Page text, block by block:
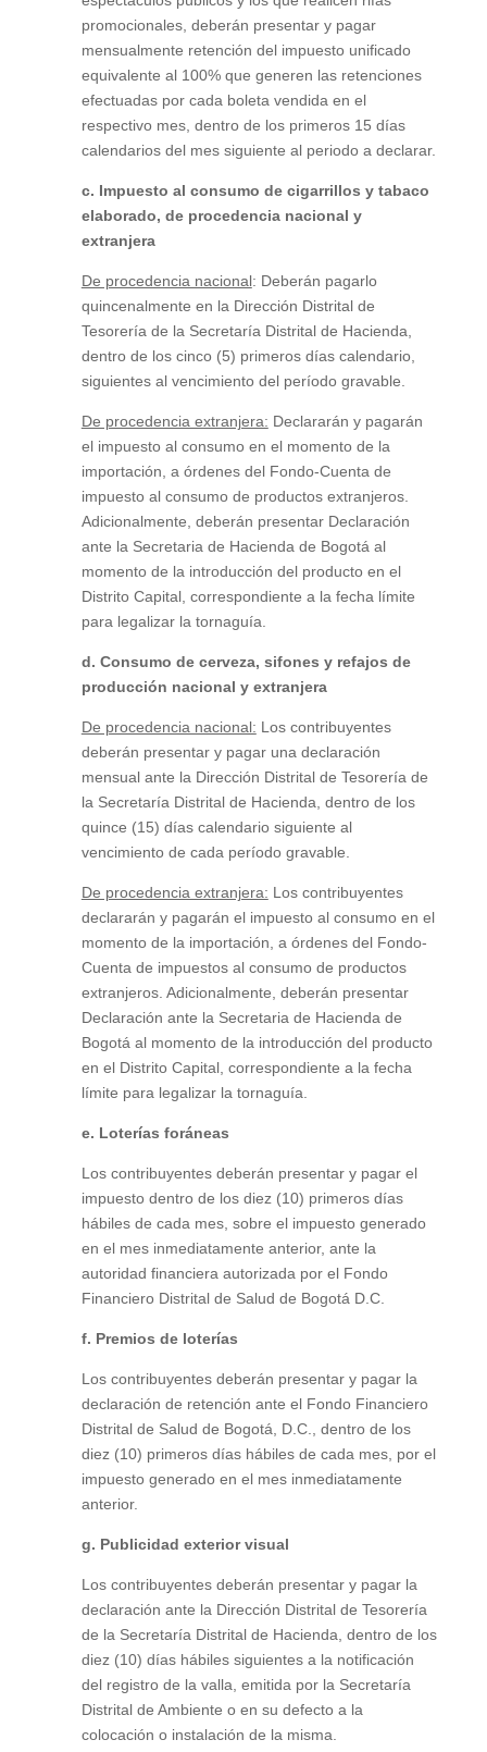
promocionales, deberán presentar y pagar
mensualmente retención del impuesto unificado
equivalente al 100% que generen las retenciones
efectuadas por cada boleta vendida en el
respectivo mes, dentro de los primeros 15 días
calendarios del mes siguiente al periodo a declarar.
c. Impuesto al consumo de cigarrillos y tabaco
elaborado, de procedencia nacional y
extranjera
De procedencia nacional: Deberán pagarlo
quincenalmente en la Dirección Distrital de
Tesorería de la Secretaría Distrital de Hacienda,
dentro de los cinco (5) primeros días calendario,
siguientes al vencimiento del período gravable.
De procedencia extranjera: Declararán y pagarán
el impuesto al consumo en el momento de la
importación, a órdenes del Fondo-Cuenta de
impuesto al consumo de productos extranjeros.
Adicionalmente, deberán presentar Declaración
ante la Secretaria de Hacienda de Bogotá al
momento de la introducción del producto en el
Distrito Capital, correspondiente a la fecha límite
para legalizar la tornaguía.
d. Consumo de cerveza, sifones y refajos de
producción nacional y extranjera
De procedencia nacional: Los contribuyentes
deberán presentar y pagar una declaración
mensual ante la Dirección Distrital de Tesorería de
la Secretaría Distrital de Hacienda, dentro de los
quince (15) días calendario siguiente al
vencimiento de cada período gravable.
De procedencia extranjera: Los contribuyentes
declararán y pagarán el impuesto al consumo en el
momento de la importación, a órdenes del Fondo-
Cuenta de impuestos al consumo de productos
extranjeros. Adicionalmente, deberán presentar
Declaración ante la Secretaria de Hacienda de
Bogotá al momento de la introducción del producto
en el Distrito Capital, correspondiente a la fecha
límite para legalizar la tornaguía.
e. Loterías foráneas
Los contribuyentes deberán presentar y pagar el
impuesto dentro de los diez (10) primeros días
hábiles de cada mes, sobre el impuesto generado
en el mes inmediatamente anterior, ante la
autoridad financiera autorizada por el Fondo
Financiero Distrital de Salud de Bogotá D.C.
f. Premios de loterías
Los contribuyentes deberán presentar y pagar la
declaración de retención ante el Fondo Financiero
Distrital de Salud de Bogotá, D.C., dentro de los
diez (10) primeros días hábiles de cada mes, por el
impuesto generado en el mes inmediatamente
anterior.
g. Publicidad exterior visual
Los contribuyentes deberán presentar y pagar la
declaración ante la Dirección Distrital de Tesorería
de la Secretaría Distrital de Hacienda, dentro de los
diez (10) días hábiles siguientes a la notificación
del registro de la valla, emitida por la Secretaría
Distrital de Ambiente o en su defecto a la
colocación o instalación de la misma.